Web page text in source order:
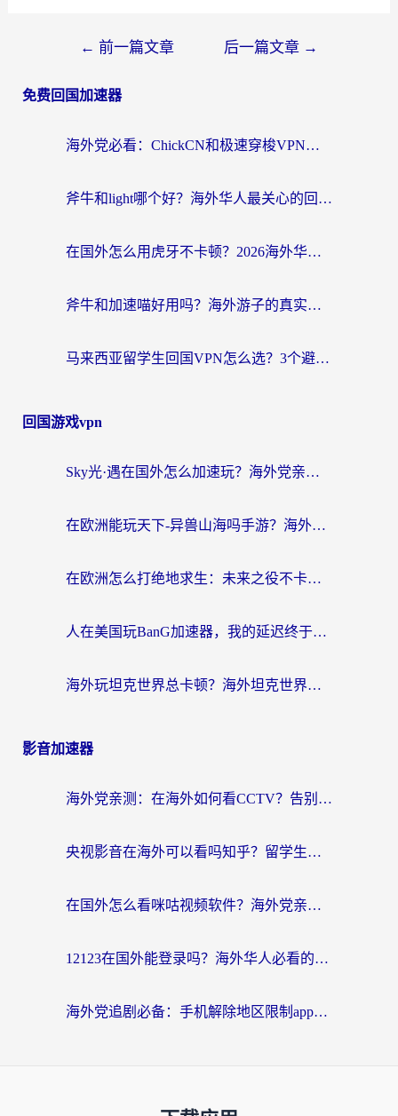
← 前一篇文章 后一篇文章 →
免费回国加速器
海外党必看：ChickCN和极速穿梭VPN好用吗？3招教你选对回国加速器无缝刷国内资源
斧牛和light哪个好？海外华人最关心的回国加速器选择难题，一篇讲透
在国外怎么用虎牙不卡顿？2026海外华人亲测有效的回国加速器选择指南
斧牛和加速喵好用吗？海外游子的真实选择困境
马来西亚留学生回国VPN怎么选？3个避坑点+1款实测好用的加速器推荐
回国游戏vpn
Sky光·遇在国外怎么加速玩？海外党亲测有效的国服游戏加速指南
在欧洲能玩天下-异兽山海吗手游？海外玩家的加速器生存指南
在欧洲怎么打绝地求生：未来之役不卡？留学生亲测的加速器避坑指南
人在美国玩BanG加速器，我的延迟终于绿了
海外玩坦克世界总卡顿？海外坦克世界加速器有哪些？实测好用的选择在这里
影音加速器
海外党亲测：在海外如何看CCTV？告别“仅限大陆播放”的实用指南
央视影音在海外可以看吗知乎？留学生亲测：3步解决地域限制+追剧自由
在国外怎么看咪咕视频软件？海外党亲测有效的回国加速方案
12123在国外能登录吗？海外华人必看的回国加速实用指南
海外党追剧必备：手机解除地区限制app怎么选？解决央视视频&国内剧地区限制全指南